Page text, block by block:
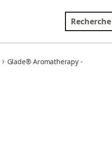
Glade® Aromatherapy -